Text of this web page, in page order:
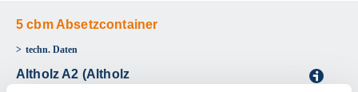
5 cbm Absetzcontainer
techn. Daten
Altholz A2 (Altholz